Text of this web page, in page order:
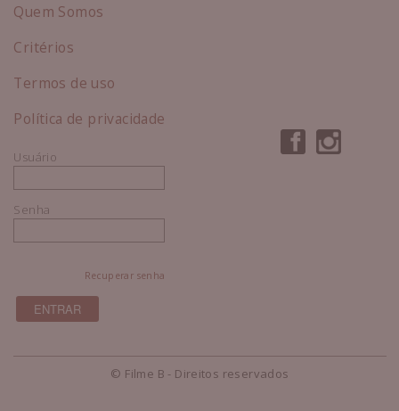
Quem Somos
Critérios
Termos de uso
Política de privacidade
Usuário
Senha
Recuperar senha
© Filme B - Direitos reservados